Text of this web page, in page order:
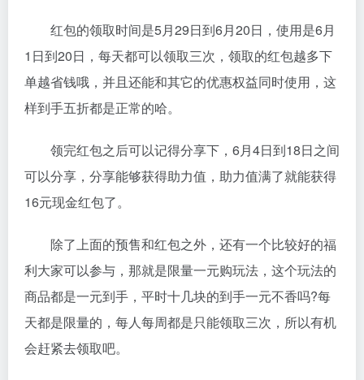
红包的领取时间是5月29日到6月20日，使用是6月
1日到20日，每天都可以领取三次，领取的红包越多下
单越省钱哦，并且还能和其它的优惠权益同时使用，这
样到手五折都是正常的哈。
领完红包之后可以记得分享下，6月4日到18日之间
可以分享，分享能够获得助力值，助力值满了就能获得
16元现金红包了。
除了上面的预售和红包之外，还有一个比较好的福
利大家可以参与，那就是限量一元购玩法，这个玩法的
商品都是一元到手，平时十几块的到手一元不香吗?每
天都是限量的，每人每周都是只能领取三次，所以有机
会赶紧去领取吧。